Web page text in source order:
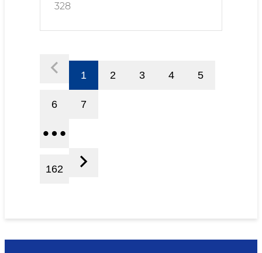
328
1 2 3 4 5
6 7
162